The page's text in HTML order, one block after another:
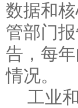
数据和
管部门
告，每
情况。
工业